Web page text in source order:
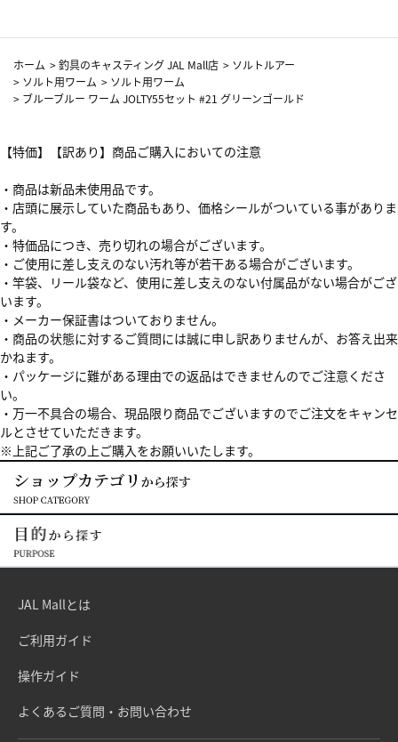
ホーム >釣具のキャスティング JAL Mall店 > ソルトルアー
> ソルト用ワーム > ソルト用ワーム
> ブルーブルー ワーム JOLTY55セット #21 グリーンゴールド
【特価】【訳あり】商品ご購入においての注意
・商品は新品未使用品です。
・店頭に展示していた商品もあり、価格シールがついている事がありま
す。
・特価品につき、売り切れの場合がございます。
・ご使用に差し支えのない汚れ等が若干ある場合がございます。
・竿袋、リール袋など、使用に差し支えのない付属品がない場合がござ
います。
・メーカー保証書はついておりません。
・商品の状態に対するご質問には誠に申し訳ありませんが、お答え出来
かねます。
・パッケージに難がある理由での返品はできませんのでご注意くださ
い。
・万一不具合の場合、現品限り商品でございますのでご注文をキャンセ
ルとさせていただきます。
※上記ご了承の上ご購入をお願いいたします。
JAL Mallとは
ご利用ガイド
操作ガイド
よくあるご質問・お問い合わせ